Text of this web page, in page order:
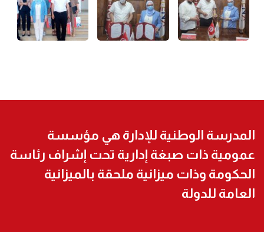
المدرسة الوطنية للإدارة هي مؤسسة
عمومية ذات صبغة إدارية تحت إشراف رئاسة
الحكومة وذات ميزانية ملحقة بالميزانية
العامة للدولة